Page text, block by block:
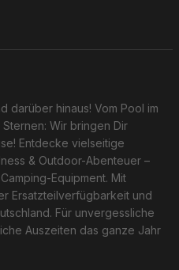
darüber hinaus! Vom Pool im
Wir bringen Dir
Entdecke vielseitige
& Outdoor-Abenteuer –
Equipment. Mit
Ersatzteilverfügbarkeit und
Für unvergessliche
Auszeiten das ganze Jahr